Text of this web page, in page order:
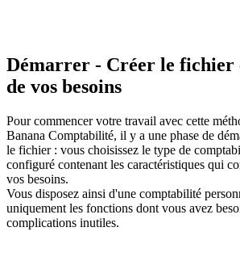
Démarrer - Créer le fichier
de vos besoins
Pour commencer votre travail avec cette
Banana Comptabilité, il y a une phase de
le fichier : vous choisissez le type de
configuré contenant les caractéristiques qui
vos besoins.
Vous disposez ainsi d'une comptabilité
uniquement les fonctions dont vous avez
complications inutiles.